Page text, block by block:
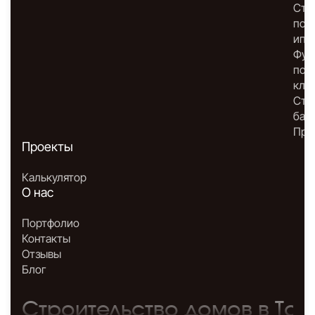
по
под
Проекты
Калькулятор
О нас
Портфолио
Контакты
Отзывы
Блог
Строительство домов в